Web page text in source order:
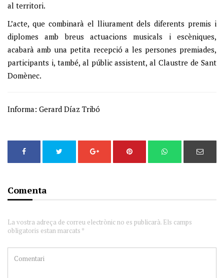
al territori.
L’acte, que combinarà el lliurament dels diferents premis i
diplomes amb breus actuacions musicals i escèniques,
acabarà amb una petita recepció a les persones premiades,
participants i, també, al públic assistent, al Claustre de Sant
Domènec.
Informa: Gerard Díaz Tribó
Comenta
La vostra adreça de correu electrònic no es publicarà. Els camps
obligatoris estan marcats *